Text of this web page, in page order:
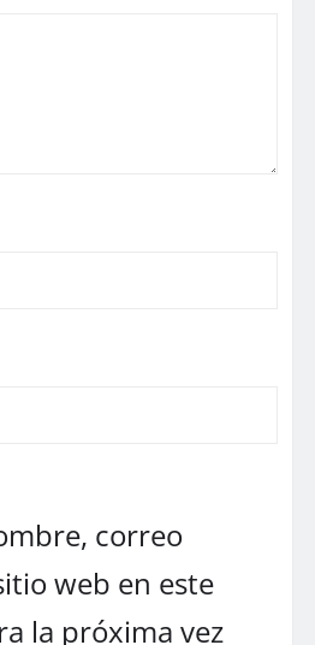
correo
web en este
la próxima vez